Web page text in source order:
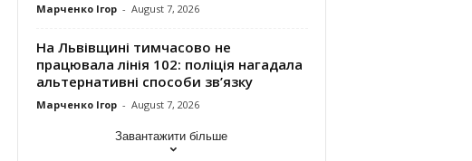
Марченко Ігор - August 7, 2026
На Львівщині тимчасово не
працювала лінія 102: поліція нагадала
альтернативні способи зв’язку
Марченко Ігор - August 7, 2026
Завантажити більше